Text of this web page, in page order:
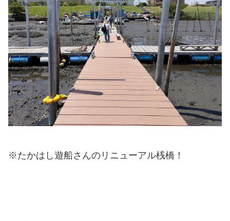
※たかはし遊船さんのリニューアル桟橋！